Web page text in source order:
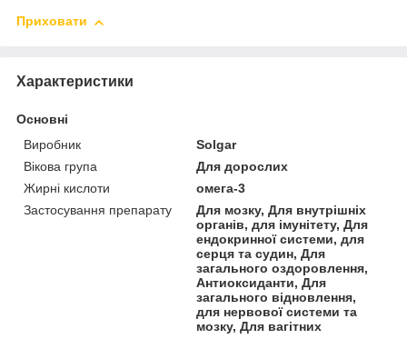
Приховати
Характеристики
Основні
Виробник
Solgar
Вікова група
Для дорослих
Жирні кислоти
омега-3
Застосування препарату
Для мозку, Для внутрішніх
органів, для імунітету, Для
ендокринної системи, для
серця та судин, Для
загального оздоровлення,
Антиоксиданти, Для
загального відновлення,
для нервової системи та
мозку, Для вагітних